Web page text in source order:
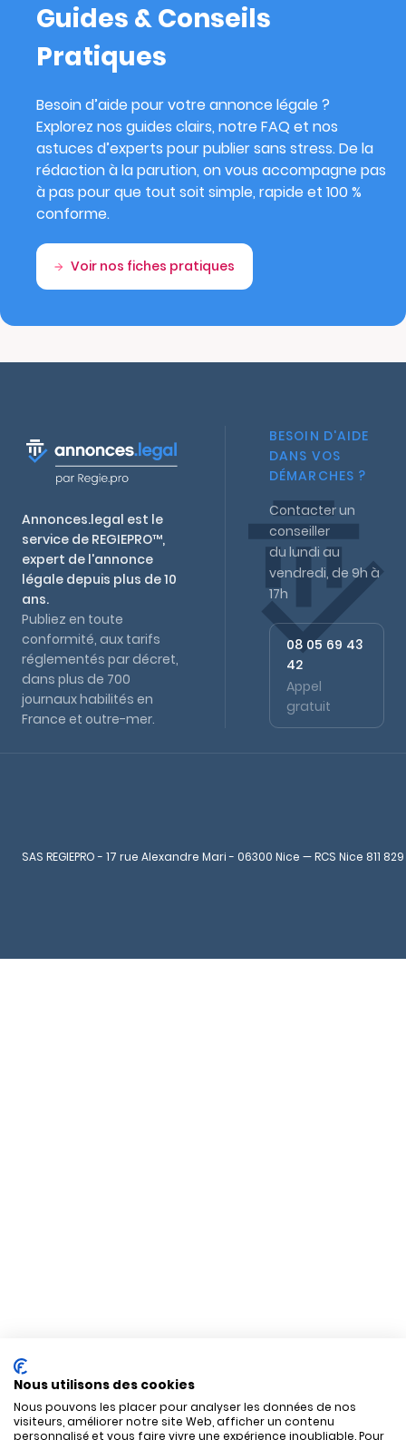
Guides & Conseils
Pratiques
Besoin d’aide pour votre annonce légale ?
Explorez nos guides clairs, notre FAQ et nos
astuces d’experts pour publier sans stress. De la
rédaction à la parution, on vous accompagne pas
à pas pour que tout soit simple, rapide et 100 %
conforme.
Voir nos fiches pratiques
Annonces.legal est le
service de REGIEPRO™,
expert de l'annonce
légale depuis plus de 10
ans.
Publiez en toute
conformité, aux tarifs
réglementés par décret,
dans plus de 700
journaux habilités en
France et outre-mer.
BESOIN D'AIDE
DANS VOS
DÉMARCHES ?
Contacter un
conseiller
du lundi au
vendredi, de 9h à
17h
08 05 69 43
42
Appel
gratuit
SAS REGIEPRO - 17 rue Alexandre Mari - 06300 Nice — RCS Nice 811
Nous utilisons des cookies
Nous pouvons les placer pour analyser les données de nos
visiteurs, améliorer notre site Web, afficher un contenu
personnalisé et vous faire vivre une expérience inoubliable. Pour